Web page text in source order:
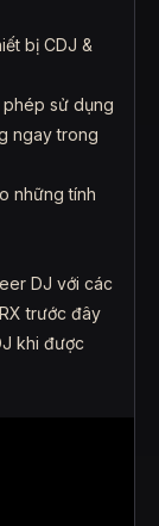
bị CDJ &
phép sử dụng
ngay trong
những tính
DJ với các
trước đây
khi được